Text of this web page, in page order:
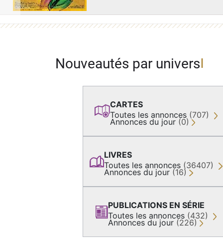
Nouveautés par univers
CARTES
Toutes les annonces (707)
Annonces du jour (0)
LIVRES
Toutes les annonces (36407)
Annonces du jour (16)
PUBLICATIONS EN SÉRIE
Toutes les annonces (432)
Annonces du jour (226)